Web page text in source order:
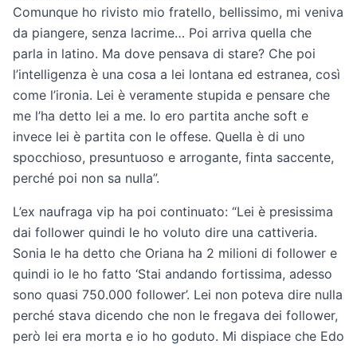
Comunque ho rivisto mio fratello, bellissimo, mi veniva
da piangere, senza lacrime… Poi arriva quella che
parla in latino. Ma dove pensava di stare? Che poi
l’intelligenza è una cosa a lei lontana ed estranea, così
come l’ironia. Lei è veramente stupida e pensare che
me l’ha detto lei a me. Io ero partita anche soft e
invece lei è partita con le offese. Quella è di uno
spocchioso, presuntuoso e arrogante, finta saccente,
perché poi non sa nulla”.
L’ex naufraga vip ha poi continuato: “Lei è presissima
dai follower quindi le ho voluto dire una cattiveria.
Sonia le ha detto che Oriana ha 2 milioni di follower e
quindi io le ho fatto ‘Stai andando fortissima, adesso
sono quasi 750.000 follower’. Lei non poteva dire nulla
perché stava dicendo che non le fregava dei follower,
però lei era morta e io ho goduto. Mi dispiace che Edo